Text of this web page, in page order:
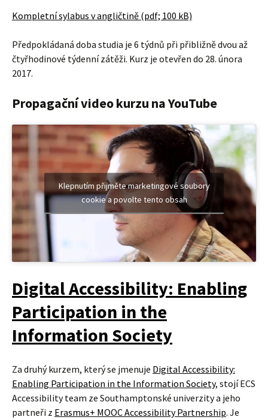
Kompletní sylabus v angličtině (pdf; 100 kB)
Předpokládaná doba studia je 6 týdnů při přibližně dvou až
čtyřhodinové týdenní zátěži. Kurz je otevřen do 28. února
2017.
Propagační video kurzu na YouTube
Klepnutím přijměte marketingové soubory
cookie a povolte tento obsah
Digital Accessibility: Enabling
Participation in the
Information Society
Za druhý kurzem, který se jmenuje Digital Accessibility:
Enabling Participation in the Information Society, stojí ECS
Accessibility team ze Southamptonské univerzity a jeho
partneři z Erasmus+ MOOC Accessibility Partnership. Je